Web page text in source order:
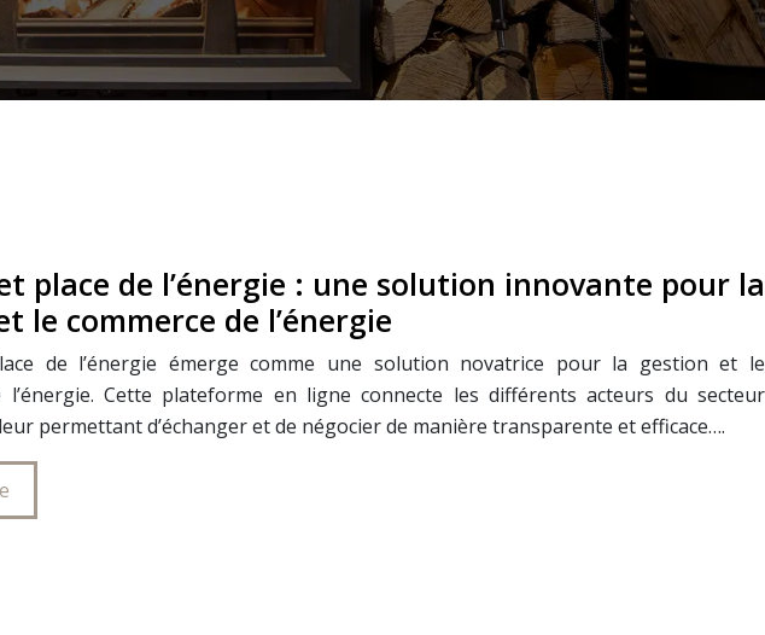
place de l’énergie : une solution innovante pour la
le commerce de l’énergie
de l’énergie émerge comme une solution novatrice pour la gestion et le
l’énergie. Cette plateforme en ligne connecte les différents acteurs du secteur
permettant d’échanger et de négocier de manière transparente et efficace….